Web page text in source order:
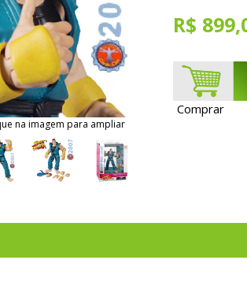
na imagem para ampliar
R$
Comprar